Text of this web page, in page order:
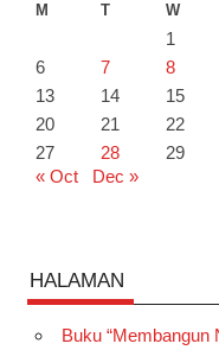
M T W
1
6
7 8
13
14 15
20
21 22
27
28 29
« Oct
Dec »
HALAMAN
Buku “Membangun